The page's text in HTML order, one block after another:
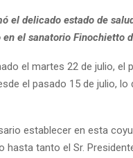
el delicado estado de
el sanatorio Finochietto
el martes 22 de julio, el
el pasado 15 de julio,
establecer en esta
hasta tanto el Sr.